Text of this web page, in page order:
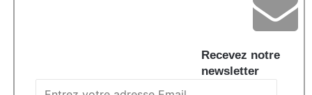
Recevez notre
newsletter